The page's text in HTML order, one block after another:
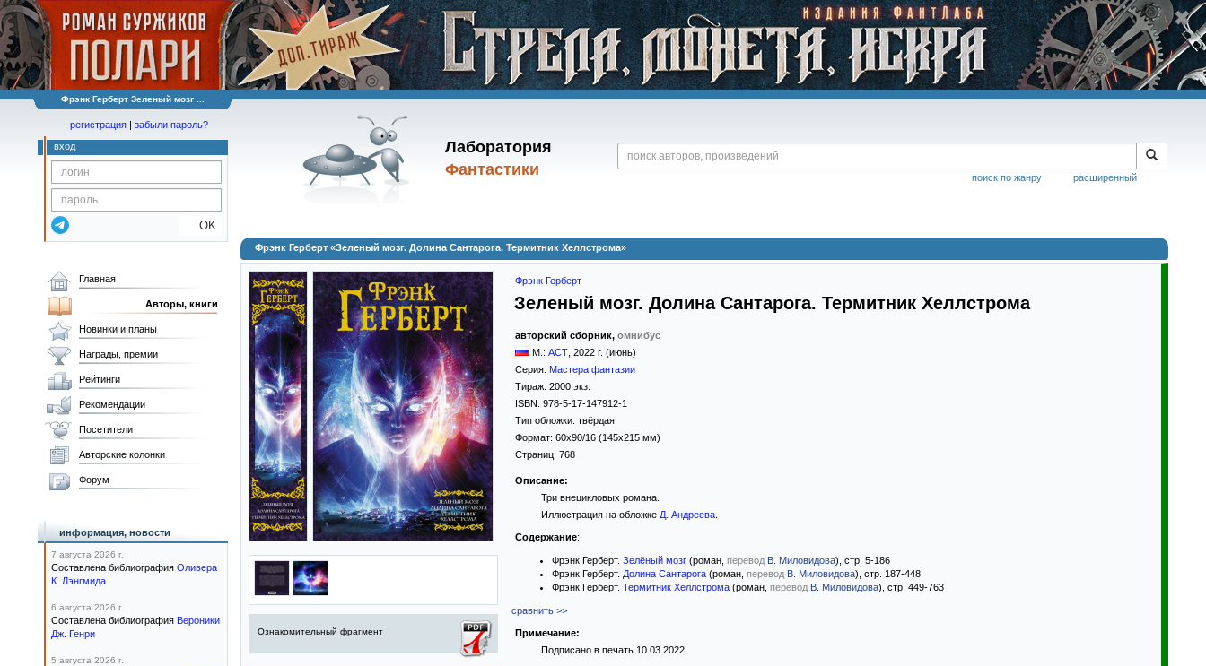
Фрэнк Герберт Зеленый мозг ...
Лаборатория
Фантастики
расширенный
поиск по жанру
регистрация | забыли пароль?
вход
OK
Фрэнк Герберт «Зеленый мозг. Долина Сантарога. Термитник Хеллстрома»
Ознакомительный фрагмент
Фрэнк Герберт
Зеленый мозг. Долина Сантарога. Термитник Хеллстрома
авторский сборник, омнибус
М.: АСТ 2022 г. (июнь)
Серия: Мастера фантазии
Тираж: 2000 экз.
ISBN: 978-5-17-147912-1
Тип обложки: твёрдая
Формат: 60x90/16 (145x215 мм)
Страниц: 768
Описание:
Три внецикловых романа.
Иллюстрация на обложке Д. Андреева.
Содержание:
Фрэнк Герберт. Зелёный мозг (роман, перевод В. Миловидова), стр. 5-186
Фрэнк Герберт. Долина Сантарога (роман, перевод В. Миловидова), стр. 187-448
Фрэнк Герберт. Термитник Хеллстрома (роман, перевод В. Миловидова), стр. 449-763
сравнить >>
Примечание:
Подписано в печать 10.03.2022.
Главная
Авторы, книги
Новинки и планы
Награды, премии
Рейтинги
Рекомендации
Посетители
Авторские колонки
Форум
информация, новости
7 августа 2026 г.
Составлена библиография Оливера
К. Лэнгмида
6 августа 2026 г.
Составлена библиография Вероники
Дж. Генри
5 августа 2026 г.